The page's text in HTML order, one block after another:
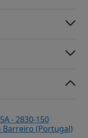
- 2830-150
Barreiro (Portugal)